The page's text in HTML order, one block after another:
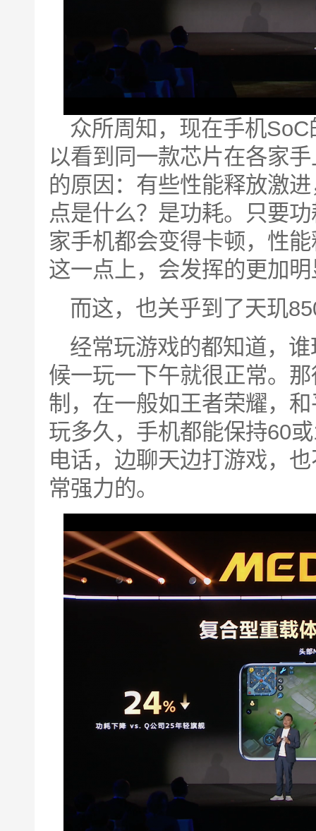
众所周知，现在手机
以看到同一款芯片在各家
的原因：有些性能释放激
点是什么？是功耗。只要
家手机都会变得卡顿，性
这一点上，会发挥的更加
而这，也关乎到了天玑
经常玩游戏的都知道，
候一玩一下午就很正常。
制，在一般如王者荣耀，
玩多久，手机都能保持60
电话，边聊天边打游戏，
常强力的。